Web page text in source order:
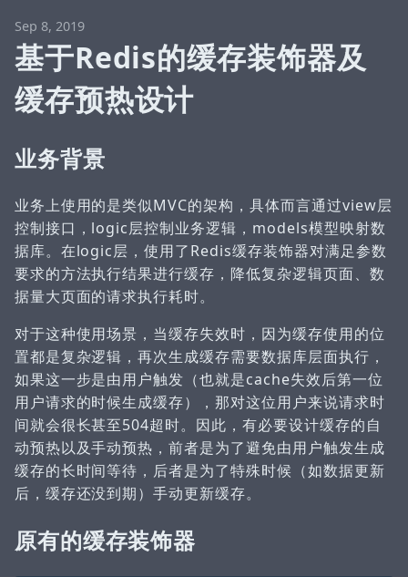
Sep 8, 2019
基于Redis的缓存装饰器及
缓存预热设计
业务背景
业务上使用的是类似MVC的架构，具体而言通过view层
控制接口，logic层控制业务逻辑，models模型映射数
据库。在logic层，使用了Redis缓存装饰器对满足参数
要求的方法执行结果进行缓存，降低复杂逻辑页面、数
据量大页面的请求执行耗时。
对于这种使用场景，当缓存失效时，因为缓存使用的位
置都是复杂逻辑，再次生成缓存需要数据库层面执行，
如果这一步是由用户触发（也就是cache失效后第一位
用户请求的时候生成缓存），那对这位用户来说请求时
间就会很长甚至504超时。因此，有必要设计缓存的自
动预热以及手动预热，前者是为了避免由用户触发生成
缓存的长时间等待，后者是为了特殊时候（如数据更新
后，缓存还没到期）手动更新缓存。
原有的缓存装饰器